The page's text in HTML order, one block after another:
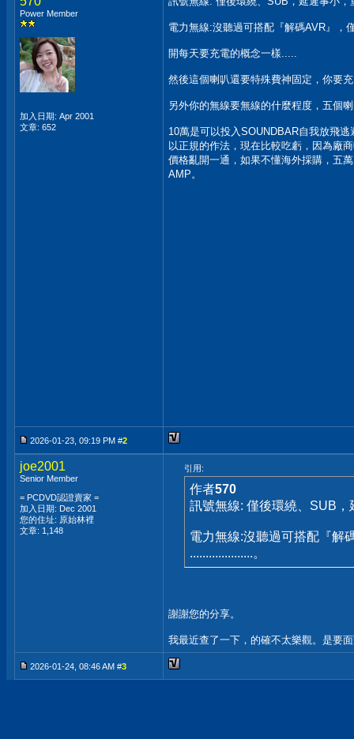
Power Member
加入日期: Apr 2001
文章: 652
電力無線:沒聽過可搭配『解碼AVR』，
開每天要充電的概念一樣.....
然後這個喇叭還要特殊費神固定，你要
另外你的無線要無線的什麼程度，五個
10萬是可以投入SOUNDBAR自我放飛
以正規的作法，現在比較吃虧，因為廠
價格亂開一通，如果不懂海外採購，五
AMP。
2026-01-23, 09:19 PM #2
joe2001
Senior Member
= PCDVD認證賣家 =
加入日期: Dec 2001
您的住址: 原始林裡
文章: 1,148
引用:
作者570
訊號無線: 僅後環繞、SUB
電力無線:沒聽過可搭配『解
....................。
謝謝您的分享。
我最近查了一下，的確不太樂觀。是要
2026-01-24, 08:46 AM #3